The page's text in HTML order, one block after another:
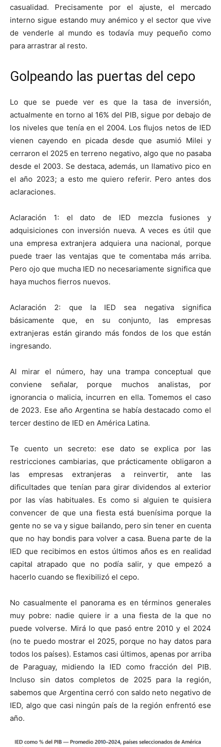
casualidad. Precisamente por el ajuste, el mercado
interno sigue estando muy anémico y el sector que vive
de venderle al mundo es todavía muy pequeño como
para arrastrar al resto.
Golpeando las puertas del cepo
Lo que se puede ver es que la tasa de inversión,
actualmente en torno al 16% del PIB, sigue por debajo de
los niveles que tenía en el 2004. Los flujos netos de IED
vienen cayendo en picada desde que asumió Milei y
cerraron el 2025 en terreno negativo, algo que no pasaba
desde el 2003. Se destaca, además, un llamativo pico en
el año 2023; a esto me quiero referir. Pero antes dos
aclaraciones.
Aclaración 1: el dato de IED mezcla fusiones y
adquisiciones con inversión nueva. A veces es útil que
una empresa extranjera adquiera una nacional, porque
puede traer las ventajas que te comentaba más arriba.
Pero ojo que mucha IED no necesariamente significa que
haya muchos fierros nuevos.
Aclaración 2: que la IED sea negativa significa
básicamente que, en su conjunto, las empresas
extranjeras están girando más fondos de los que están
ingresando.
Al mirar el número, hay una trampa conceptual que
conviene señalar, porque muchos analistas, por
ignorancia o malicia, incurren en ella. Tomemos el caso
de 2023. Ese año Argentina se había destacado como el
tercer destino de IED en América Latina.
Te cuento un secreto: ese dato se explica por las
restricciones cambiarias, que prácticamente obligaron a
las empresas extranjeras a reinvertir, ante las
dificultades que tenían para girar dividendos al exterior
por las vías habituales. Es como si alguien te quisiera
convencer de que una fiesta está buenísima porque la
gente no se va y sigue bailando, pero sin tener en cuenta
que no hay bondis para volver a casa. Buena parte de la
IED que recibimos en estos últimos años es en realidad
capital atrapado que no podía salir, y que empezó a
hacerlo cuando se flexibilizó el cepo.
No casualmente el panorama es en términos generales
muy pobre: nadie quiere ir a una fiesta de la que no
puede volverse. Mirá lo que pasó entre 2010 y el 2024
(no te puedo mostrar el 2025, porque no hay datos para
todos los países). Estamos casi últimos, apenas por arriba
de Paraguay, midiendo la IED como fracción del PIB.
Incluso sin datos completos de 2025 para la región,
sabemos que Argentina cerró con saldo neto negativo de
IED, algo que casi ningún país de la región enfrentó ese
año.